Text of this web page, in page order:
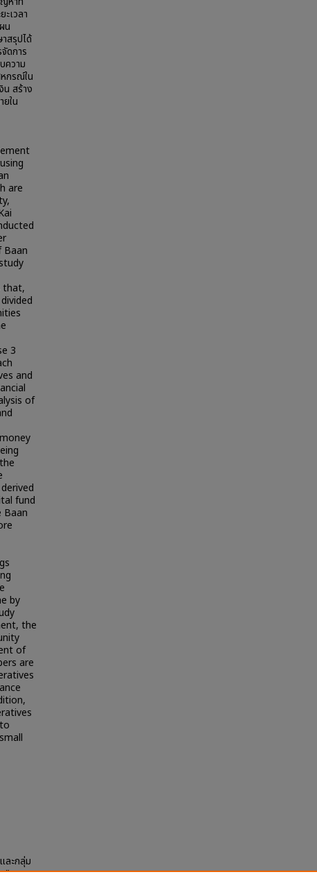
เวลา
น
สรุปได้
ดการ
ความ
กรณ์ใน
น สร้าง
ยใน
are
that,
3
and
of
fund
Baan
by
the
of
are
ละกลุ่ม
"